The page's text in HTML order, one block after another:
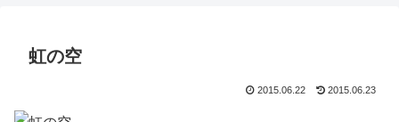
虹の空
2015.06.22 2015.06.23